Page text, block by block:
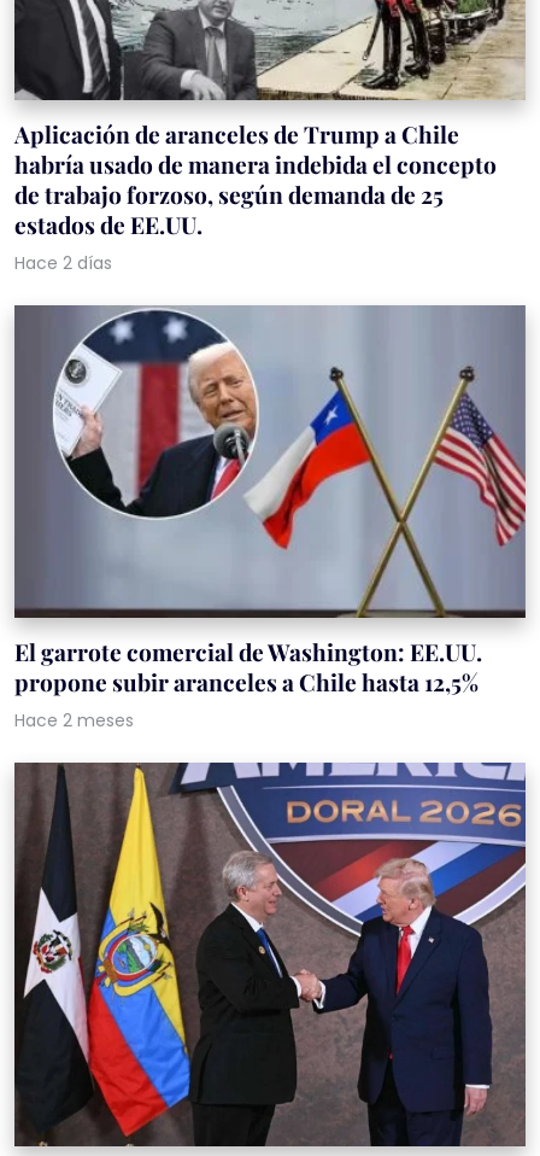
Aplicación de aranceles de Trump a Chile
habría usado de manera indebida el concepto
de trabajo forzoso, según demanda de 25
estados de EE.UU.
Hace 2 días
El garrote comercial de Washington: EE.UU.
propone subir aranceles a Chile hasta 12,5%
Hace 2 meses